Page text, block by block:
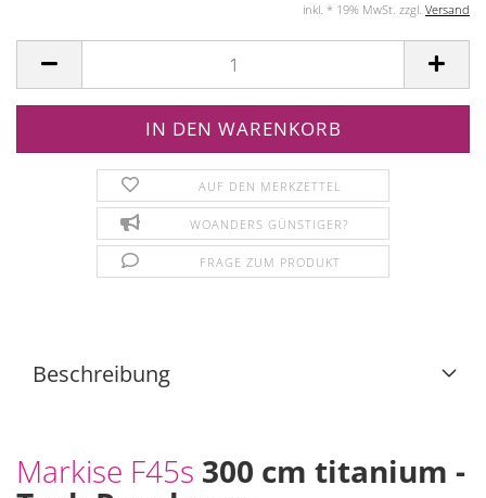
inkl. * 19% MwSt. zzgl. Versand
AUF DEN MERKZETTEL
WOANDERS GÜNSTIGER?
FRAGE ZUM PRODUKT
Beschreibung
Markise F45s 300 cm titanium -